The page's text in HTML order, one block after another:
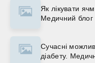
Як лікувати
Медичний блог
Сучасні
діабету.